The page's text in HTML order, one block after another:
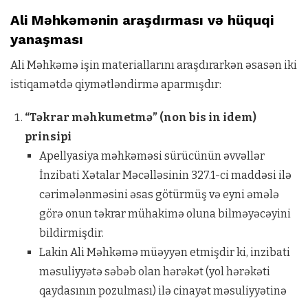
Ali Məhkəmənin araşdırması və hüquqi
yanaşması
Ali Məhkəmə işin materiallarını araşdırarkən əsasən iki
istiqamətdə qiymətləndirmə aparmışdır:
“Təkrar məhkumetmə” (non bis in idem)
prinsipi
Apellyasiya məhkəməsi sürücünün əvvəllər
İnzibati Xətalar Məcəlləsinin 327.1-ci maddəsi ilə
cərimələnməsini əsas götürmüş və eyni əmələ
görə onun təkrar mühakimə oluna bilməyəcəyini
bildirmişdir.
Lakin Ali Məhkəmə müəyyən etmişdir ki, inzibati
məsuliyyətə səbəb olan hərəkət (yol hərəkəti
qaydasının pozulması) ilə cinayət məsuliyyətinə